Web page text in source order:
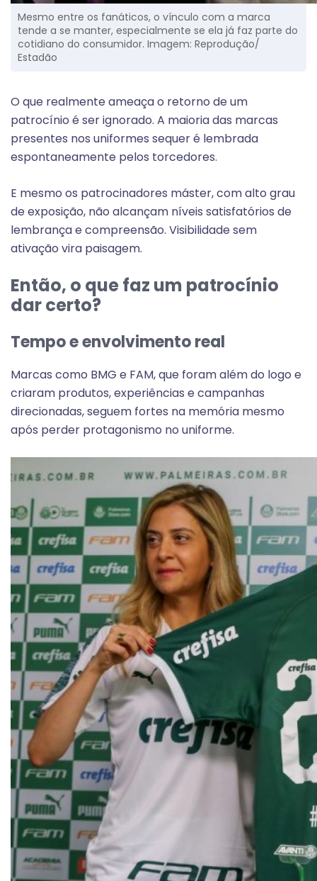
Mesmo entre os fanáticos, o vínculo com a marca
tende a se manter, especialmente se ela já faz parte do
cotidiano do consumidor. Imagem: Reprodução/
Estadão
O que realmente ameaça o retorno de um
patrocínio é ser ignorado. A maioria das marcas
presentes nos uniformes sequer é lembrada
espontaneamente pelos torcedores.
E mesmo os patrocinadores máster, com alto grau
de exposição, não alcançam níveis satisfatórios de
lembrança e compreensão. Visibilidade sem
ativação vira paisagem.
Então, o que faz um patrocínio
dar certo?
Tempo e envolvimento real
Marcas como BMG e FAM, que foram além do logo e
criaram produtos, experiências e campanhas
direcionadas, seguem fortes na memória mesmo
após perder protagonismo no uniforme.